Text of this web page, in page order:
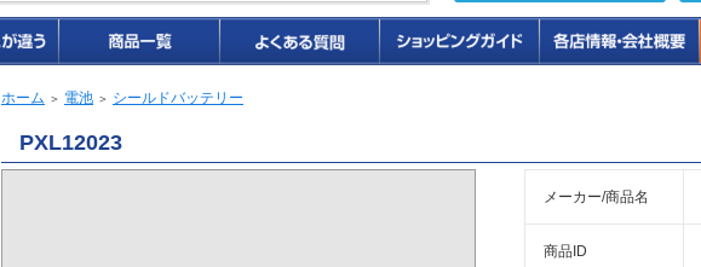
ホーム ＞ 電池 ＞ シールドバッテリー
PXL12023
メーカー/商品名
商品ID